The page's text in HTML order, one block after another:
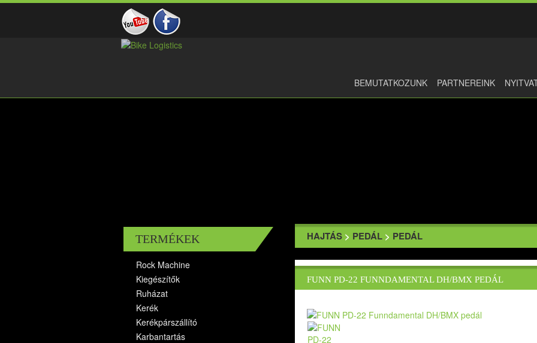
BEMUTATKOZUNK PARTNEREINK
TERMÉKEK
Rock Machine
Kiegészítők
Ruházat
Kerék
Kerékpárszállító
Karbantartás
HAJTÁS > PEDÁL > PEDÁL
FUNN PD-22 FUNNDAMENTAL DH/BMX PEDÁL